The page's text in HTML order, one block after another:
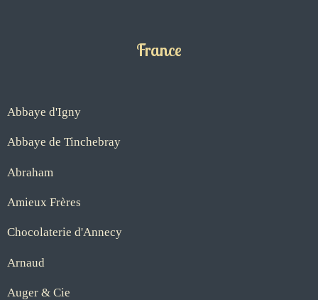
France
Abbaye d'Igny
Abbaye de Tinchebray
Abraham
Amieux Frères
Chocolaterie d'Annecy
Arnaud
Auger & Cie